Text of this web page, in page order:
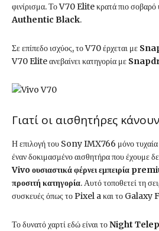
φινίρισμα. Το V70 Elite κρατά πιο σοβαρό
Authentic Black.
Σε επίπεδο ισχύος, το V70 έρχεται με
V70 Elite ανεβαίνει κατηγορία με
Γιατί οι αισθητήρες
Η επιλογή του Sony IMX766 μόνο τυχαία
έναν δοκιμασμένο αισθητήρα που έχουμε
Vivo ουσιαστικά φέρνει εμπειρία
προσιτή κατηγορία. Αυτό τοποθετεί τη
συσκευές όπως το Pixel a και το Galaxy
Το δυνατό χαρτί εδώ είναι τοNight